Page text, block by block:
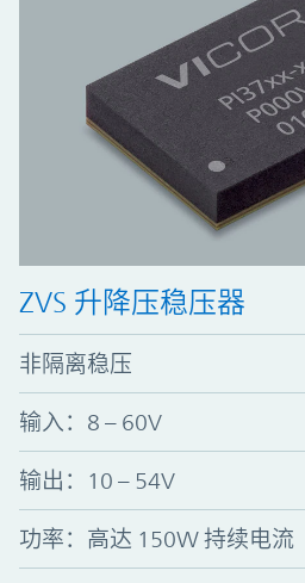
ZVS 升降压稳压器
非隔离稳压
输入：8 – 60V
输出：10 – 54V
功率：高达 150W 持续电流